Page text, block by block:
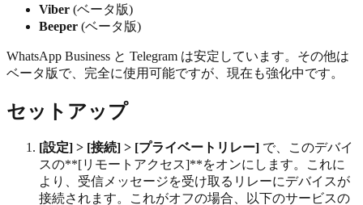
Viber (ベータ版)
Beeper (ベータ版)
WhatsApp Business と Telegram は安定しています。その他は
ベータ版で、完全に使用可能ですが、現在も強化中です。
セットアップ
[設定] > [接続] > [プライベートリレー] で、このデバイ
スの**[リモートアクセス]**をオンにします。これに
より、受信メッセージを受け取るリレーにデバイスが
接続されます。これがオフの場合、以下のサービスの